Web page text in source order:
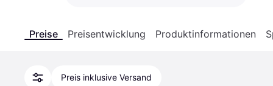
Preise Preisentwicklung Produktinformationen
Preis inklusive Versand